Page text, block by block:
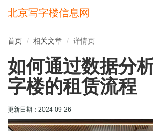
北京写字楼信息网
首页 相关文章 详情页
如何通过数据分
字楼的租赁流程
更新日期： 2024-09-26